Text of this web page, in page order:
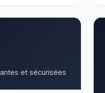
et sécurisées